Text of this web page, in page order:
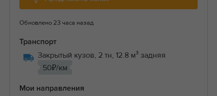
Обновлено 23 часа назад
Транспорт
Закрытый кузов, 2 тн, 12.8 м³ задняя
50₽/км
Мои направления